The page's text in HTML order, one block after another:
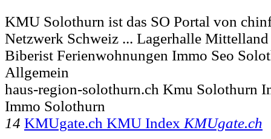
KMU Solothurn ist das SO Portal von
Netzwerk Schweiz ... Lagerhalle
Biberist Ferienwohnungen Immo Seo
Allgemein
haus-region-solothurn.ch Kmu Solothurn
Immo Solothurn
14 KMUgate.ch KMU Index KMUgate.ch